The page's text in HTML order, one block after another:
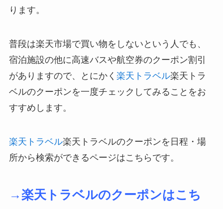
ります。
普段は楽天市場で買い物をしないという人でも、
宿泊施設の他に高速バスや航空券のクーポン割引
がありますので、とにかく 楽天トラベル楽天トラ
ベルのクーポンを一度チェックしてみることをお
すすめします。
楽天トラベル楽天トラベルのクーポンを日程・場
所から検索ができるページはこちらです。
→楽天トラベルのクーポンはこち